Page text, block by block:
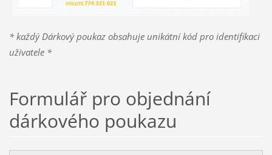
* každý Dárkový poukaz obsahuje unikátní kód pro identifikaci
uživatele *
Formulář pro objednání
dárkového poukazu